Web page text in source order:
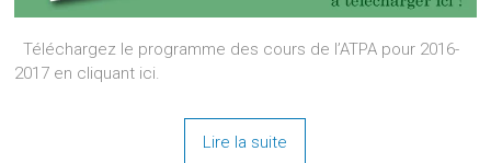
Téléchargez le programme des cours de l’ATPA pour 2016-
2017 en cliquant ici.
Lire la suite